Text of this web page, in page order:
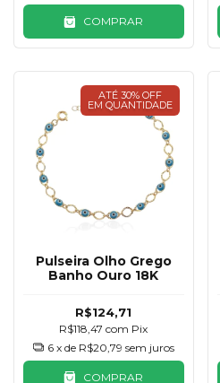
COMPRAR
ATÉ 30% OFF
EM QUANTIDADE
Pulseira Olho Grego
Banho Ouro 18K
R$124,71
R$118,47com Pix
6 x de R$20,79 sem juros
COMPRAR